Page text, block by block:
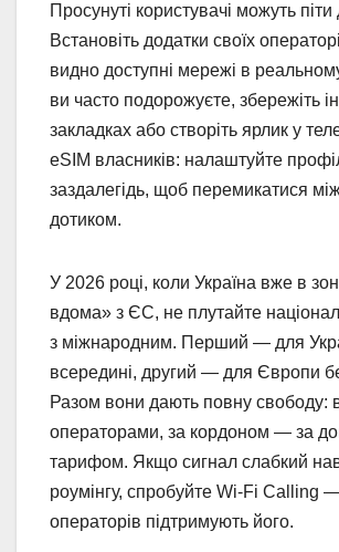
Просунуті користувачі можуть піти
Встановіть додатки своїх
видно доступні мережі в
ви часто подорожуєте, збережіть
закладках або створіть ярлик у
eSIM власників: налаштуйте
заздалегідь, щоб перемикатися
дотиком.
У 2026 році, коли Україна вже в
вдома» з ЄС, не плутайте
з міжнародним. Перший — для
всередині, другий — для Європи
Разом вони дають повну
операторами, за кордоном — за
тарифом. Якщо сигнал слабкий
роумінгу, спробуйте Wi-Fi Calling
операторів підтримують його.